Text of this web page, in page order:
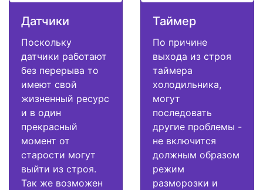
Датчики
Поскольку
датчики работают
без перерыва то
имеют свой
жизненный ресурс
и в один
прекрасный
момент от
старости могут
выйти из строя.
Так же возможен
Таймер
По причине
выхода из строя
таймера
холодильника,
могут
последовать
другие проблемы -
не включится
должным образом
режим
разморозки и